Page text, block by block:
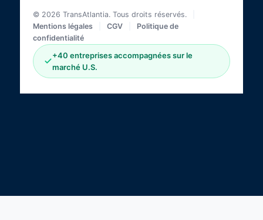
© 2026 TransAtlantia. Tous droits réservés.
Mentions légales
CGV
Politique de
confidentialité
+40 entreprises accompagnées sur le
marché U.S.